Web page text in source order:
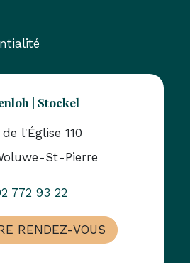
| Stockel
l'Église 110
St-Pierre
772 93 22
RENDEZ-VOUS